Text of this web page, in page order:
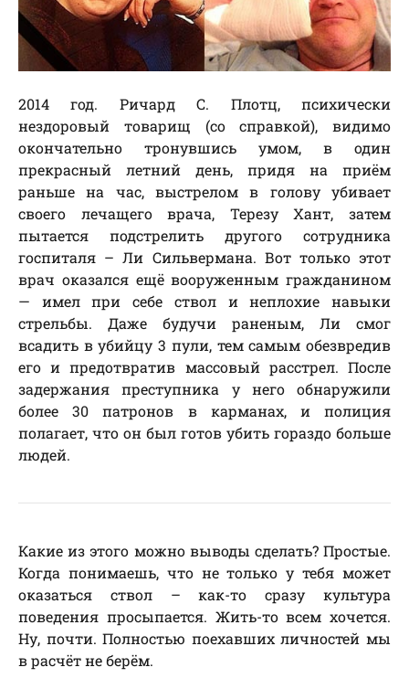
2014 год. Ричард С. Плотц, психически
нездоровый товарищ (со справкой), видимо
окончательно тронувшись умом, в один
прекрасный летний день, придя на приём
раньше на час, выстрелом в голову убивает
своего лечащего врача, Терезу Хант, затем
пытается подстрелить другого сотрудника
госпиталя – Ли Сильвермана. Вот только этот
врач оказался ещё вооруженным гражданином
— имел при себе ствол и неплохие навыки
стрельбы. Даже будучи раненым, Ли смог
всадить в убийцу 3 пули, тем самым обезвредив
его и предотвратив массовый расстрел. После
задержания преступника у него обнаружили
более 30 патронов в карманах, и полиция
полагает, что он был готов убить гораздо больше
людей.
Какие из этого можно выводы сделать? Простые.
Когда понимаешь, что не только у тебя может
оказаться ствол – как-то сразу культура
поведения просыпается. Жить-то всем хочется.
Ну, почти. Полностью поехавших личностей мы
в расчёт не берём.